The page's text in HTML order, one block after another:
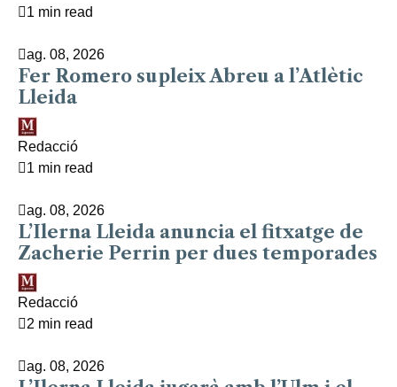
1 min read
ag. 08, 2026
Fer Romero supleix Abreu a l’Atlètic
Lleida
Redacció
1 min read
ag. 08, 2026
L’Ilerna Lleida anuncia el fitxatge de
Zacherie Perrin per dues temporades
Redacció
2 min read
ag. 08, 2026